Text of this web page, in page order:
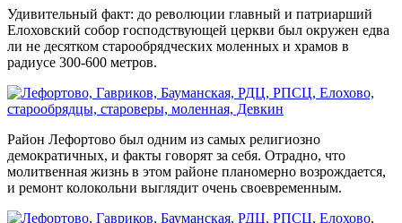
Удивительный факт: до революции главный и патриарший
Елоховский собор господствующей церкви был окружен едва
ли не десятком старообрядческих моленных и храмов в
радиусе 300-600 метров.
Район Лефортово был одним из самых религиозно
демократичных, и факты говорят за себя. Отрадно, что
молитвенная жизнь в этом районе планомерно возрождается,
и ремонт колокольни выглядит очень своевременным.